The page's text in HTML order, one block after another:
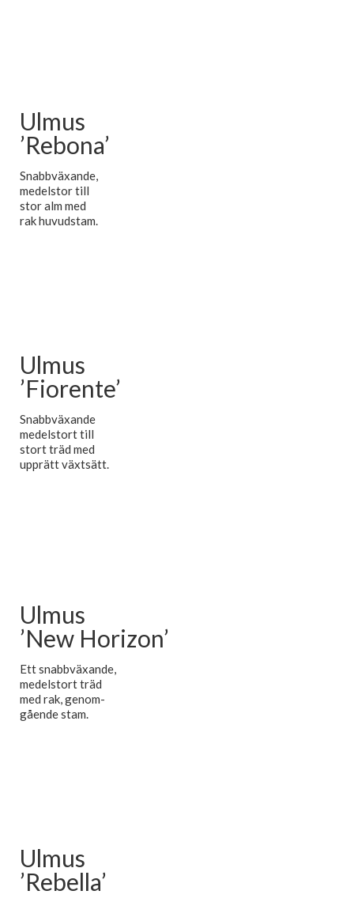
Ulmus
’Rebona’
Snabbväxande,
medelstor till
stor alm med
rak huvudstam.
Ulmus
’Fiorente’
Snabbväxande
medelstort till
stort träd med
upprätt växtsätt.
Ulmus
’New Horizon’
Ett snabbväxande,
medelstort träd
med rak, genom-
gående stam.
Ulmus
’Rebella’